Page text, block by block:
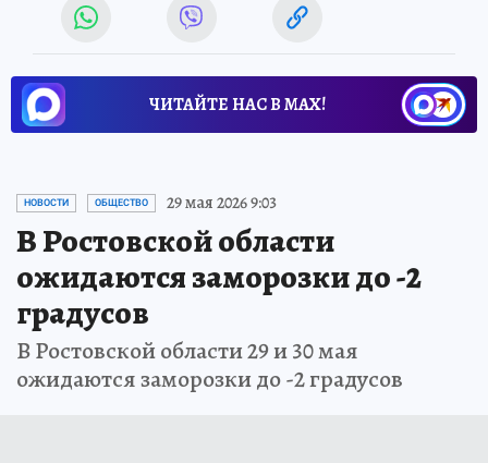
ЧИТАЙТЕ НАС В МАХ!
НОВОСТИ ОБЩЕСТВО 29 мая 2026 9:03
В Ростовской области
ожидаются заморозки до -2
градусов
В Ростовской области 29 и 30 мая
ожидаются заморозки до -2 градусов